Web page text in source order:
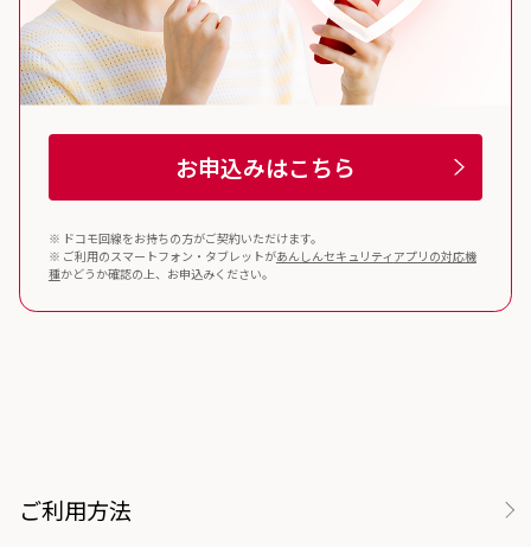
お申込みはこちら
※ ドコモ回線をお持ちの方がご契約いただけます。
※ ご利用のスマートフォン・タブレットがあんしんセキュリティ アプリの対応機
種かどうか確認の上、お申込みください。
ご利用方法